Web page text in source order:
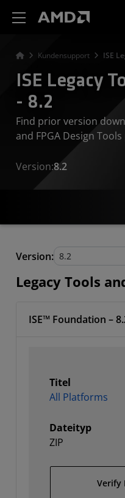
Kundensupport ISE
ISE Legacy
- 8.2
Find prior version
and FPGA Design
Version:8.2
Version:
Legacy Tools
ISE™ Foundation –
Titel
All Platforms
Dateityp
ZIP
Verify